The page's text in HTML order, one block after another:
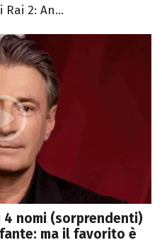
2: An...
nomi (sorprendenti)
ma il favorito è